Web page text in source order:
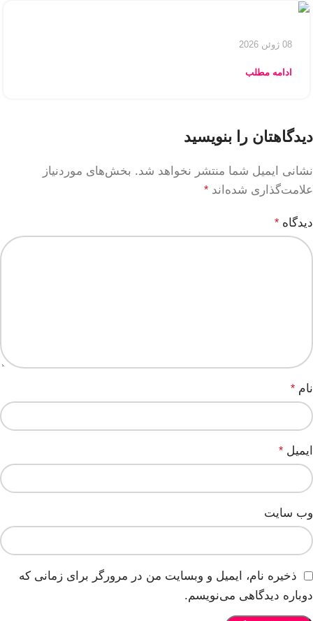
08 ژوئن 2026
ادامه مطلب
دیدگاهتان را بنویسید
نشانی ایمیل شما منتشر نخواهد شد. بخش‌های موردنیاز
علامت‌گذاری شده‌اند *
دیدگاه *
نام *
ایمیل *
وب‌ سایت
ذخیره نام، ایمیل و وبسایت من در مرورگر برای زمانی که
دوباره دیدگاهی می‌نویسم.